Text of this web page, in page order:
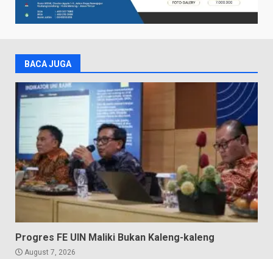
BACA JUGA
Progres FE UIN Maliki Bukan Kaleng-kaleng
August 7, 2026